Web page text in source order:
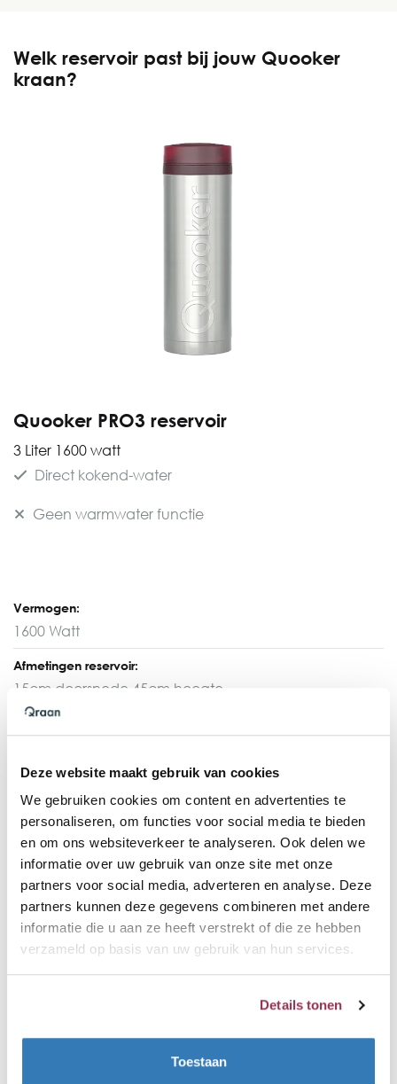
Deze website maakt gebruik van cookies
We gebruiken cookies om content en advertenties te
personaliseren, om functies voor social media te bieden
en om ons websiteverkeer te analyseren. Ook delen we
informatie over uw gebruik van onze site met onze
partners voor social media, adverteren en analyse. Deze
partners kunnen deze gegevens combineren met andere
informatie die u aan ze heeft verstrekt of die ze hebben
verzameld op basis van uw gebruik van hun services.
Details tonen
Toestaan
Welk reservoir past bij jouw Quooker
kraan?
Quooker PRO3 reservoir
3 Liter 1600 watt
Direct kokend-water
Geen warmwater functie
Vermogen:
1600 Watt
Afmetingen reservoir:
15cm doorsnede 45cm hoogte
Opwarmtijd:
10-15 minuten
Direct kokend-water beschikbaar, dit reservoir wordt
aangesloten op de koudwaterleiding. Het PRO3
reservoir heeft een inhoud van 3 Liter en heeft een
vermogen van 1600 watt, dit reservoir levert uitsluitend
kokendwater voor je Quooker en kan dus niet de
warmwatervoorziening overnemen. Je kunt uit dit
reservoir met gemak 2,5 Liter kokendwater tappen en